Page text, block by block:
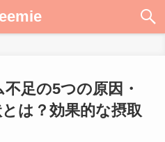
足の5つの原因・
は？効果的な摂取